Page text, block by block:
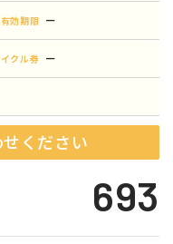
効期限 ー
イクル券 ー
ください
693